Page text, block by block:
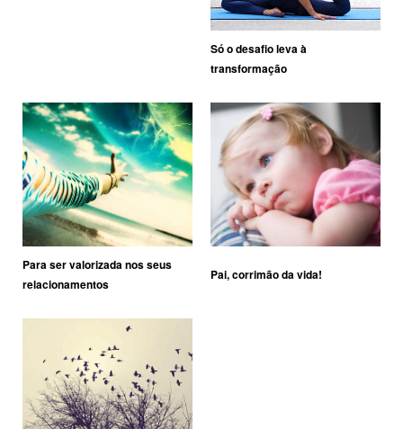
Só o desafio leva à
transformação
Para ser valorizada nos seus
relacionamentos
Pai, corrimão da vida!